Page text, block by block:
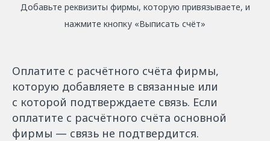
Добавьте реквизиты фирмы, которую привязываете, и
нажмите кнопку «Выписать счёт»
Оплатите с расчётного счёта фирмы,
которую добавляете в связанные или
с которой подтверждаете связь. Если
оплатите с расчётного счёта основной
фирмы — связь не подтвердится.